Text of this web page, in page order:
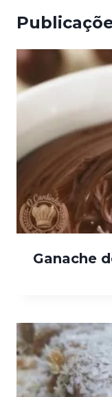
Ganache